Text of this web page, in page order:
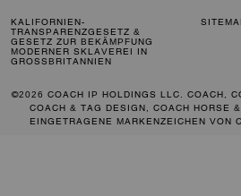
KALIFORNIEN-
TRANSPARENZGESETZ &
GESETZ ZUR BEKÄMPFUNG
MODERNER SKLAVEREI IN
GROSSBRITANNIEN
©2026 COACH IP HOLDINGS LLC. COACH,
COACH & TAG DESIGN, COACH HORSE
EINGETRAGENE MARKENZEICHEN VON